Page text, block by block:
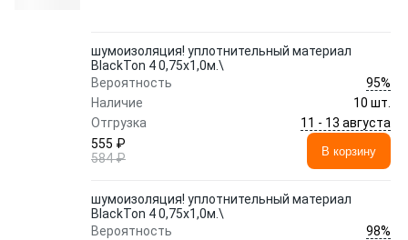
шумоизоляция! уплотнительный материал
BlackTon 4 0,75х1,0м.\
Вероятность
95%
Наличие
10 шт.
Отгрузка
11 - 13 августа
555 ₽
584 ₽
В корзину
шумоизоляция! уплотнительный материал
BlackTon 4 0,75х1,0м.\
Вероятность
98%